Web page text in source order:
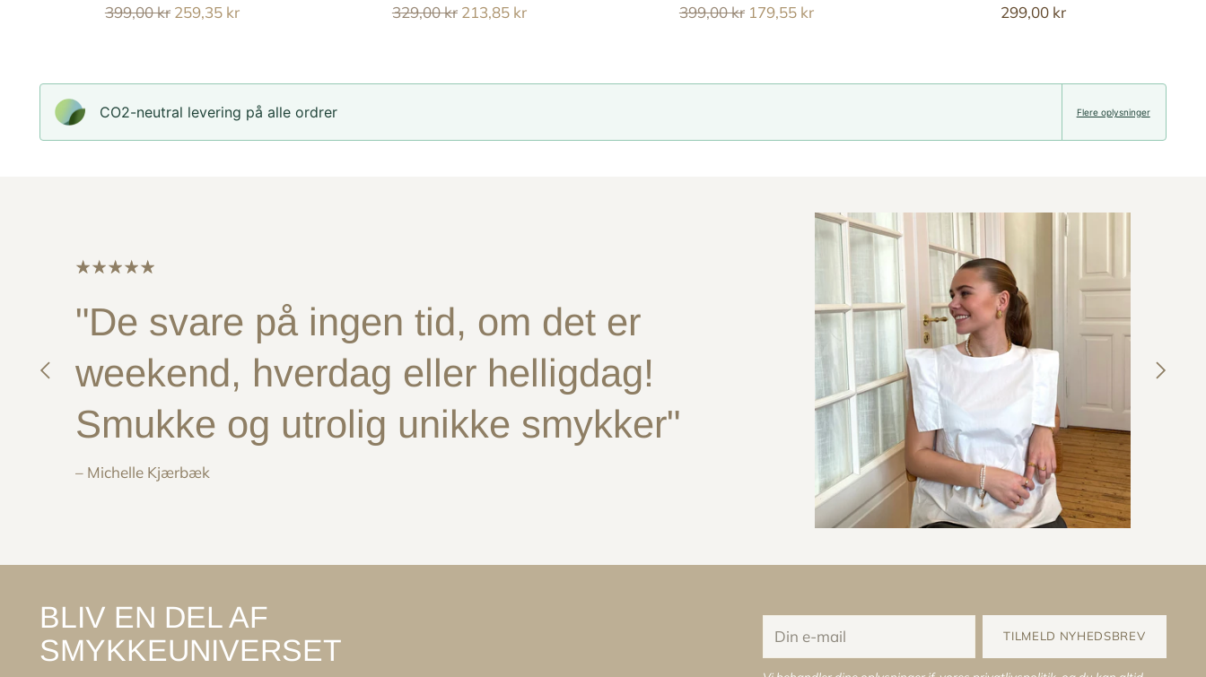
Reguler
399,00 kr 259,35 kr
Reguler
329,00 kr 213,85 kr
Reguler
399,00 kr 179,55 kr 299,00 kr
CO2-neutral levering på alle ordrer Flere oplysninger
"De svare på ingen tid, om det er
weekend, hverdag eller helligdag!
Smukke og utrolig unikke smykker"
– Michelle Kjærbæk
BLIV EN DEL AF
SMYKKEUNIVERSET
e-
mail
TILMELD NYHEDSBREV